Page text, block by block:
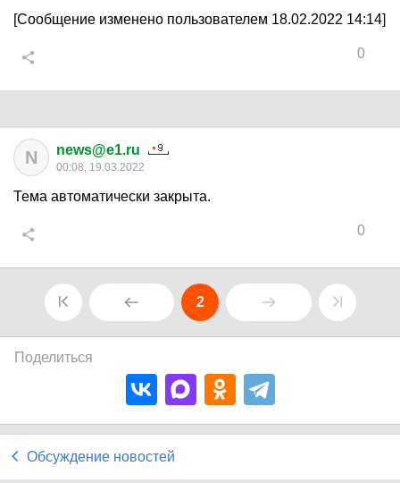
[Сообщение изменено пользователем 18.02.2022 14:14]
0
N news@e1.ru
00:08, 19.03.2022
Тема автоматически закрыта.
0
2
Поделиться
Обсуждение новостей